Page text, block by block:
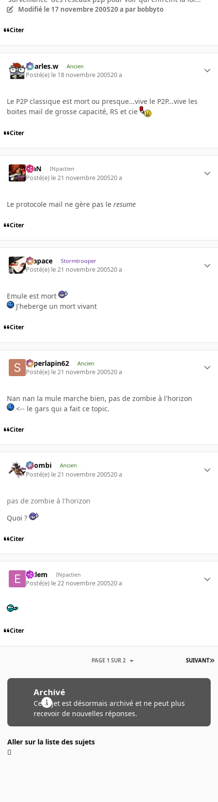
Modifié le 17 novembre 200520 a par bobbyto
Citer
Charles.w Ancien
Posté(e) le 18 novembre 200520 a
Le P2P classique est mort ou presque...vive le P2P...vive les
boites mail de grosse capacité, RS et cie
Citer
KiaN INpactien
Posté(e) le 21 novembre 200520 a
Le protocole mail ne gère pas le resume
Citer
Krapace Stormtrooper
Posté(e) le 21 novembre 200520 a
Emule est mort
J'heberge un mort vivant
Citer
superlapin62 Ancien
Posté(e) le 21 novembre 200520 a
Nan nan la mule marche bien, pas de zombie à l'horizon
<-- le gars qui a fait ce topic.
Citer
XZombi Ancien
Posté(e) le 21 novembre 200520 a
pas de zombie à l'horizon
Quoi ?
Citer
elclem INpactien
Posté(e) le 22 novembre 200520 a
Citer
SUIVANT
PAGE 1 SUR 2
Archivé
Ce sujet est désormais archivé et ne peut plus
recevoir de nouvelles réponses.
Aller sur la liste des sujets